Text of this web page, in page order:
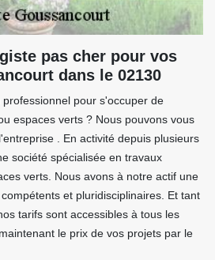
pas cher pour vos
dans le 02130
pour s'occuper de
espaces verts ? Nous pouvons vous
. En activité depuis plusieurs
société spécialisée en travaux
verts. Nous avons à notre actif une
et pluridisciplinaires. Et tant
tarifs sont accessibles à tous les
le prix de vos projets par le